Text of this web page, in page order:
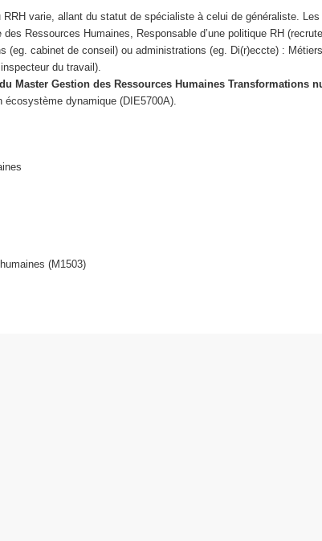
varie, allant du statut de spécialiste à celui de généraliste.
Ressources Humaines, Responsable d’une politique RH
cabinet de conseil) ou administrations (eg. Di(r)eccte) :
du travail).
Master Gestion des Ressources Humaines Transformations
dynamique (DIE5700A).
(M1503)